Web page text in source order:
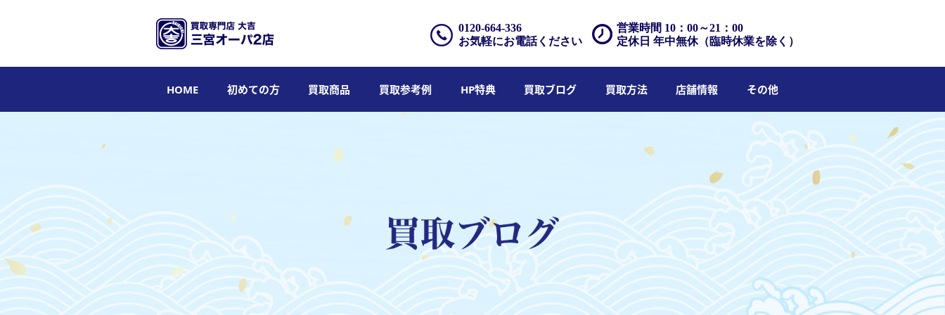
営業時間 10：00～21：00
定休日 年中無休（臨時休業を除く）
0120-664-336
お気軽にお電話ください
HOME 初めての方 買取商品 買取参考例 HP特典 買取ブログ 買取方法 店舗情報 その他